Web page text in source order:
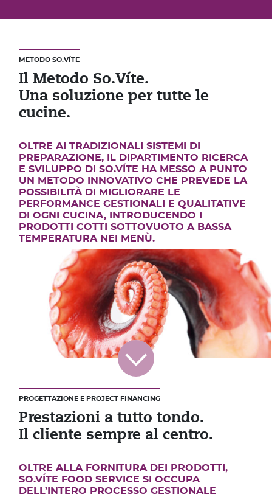
METODO SO.VÍTE
Il Metodo So.Víte.
Una soluzione per tutte le
cucine.
OLTRE AI TRADIZIONALI SISTEMI DI
PREPARAZIONE, IL DIPARTIMENTO RICERCA
E SVILUPPO DI SO.VÍTE HA MESSO A PUNTO
UN METODO INNOVATIVO CHE PREVEDE LA
POSSIBILITÀ DI MIGLIORARE LE
PERFORMANCE GESTIONALI E QUALITATIVE
DI OGNI CUCINA, INTRODUCENDO I
PRODOTTI COTTI SOTTOVUOTO A BASSA
TEMPERATURA NEI MENÙ.
PROGETTAZIONE E PROJECT FINANCING
Prestazioni a tutto tondo.
Il cliente sempre al centro.
OLTRE ALLA FORNITURA DEI PRODOTTI,
SO.VÍTE FOOD SERVICE SI OCCUPA
DELL’INTERO PROCESSO GESTIONALE